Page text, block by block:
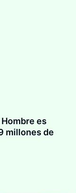
es
millones de